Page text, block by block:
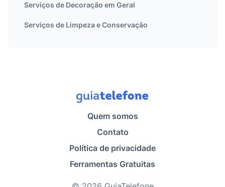
Serviços de Decoração em Geral
Serviços de Limpeza e Conservação
Quem somos
Contato
Política de privacidade
Ferramentas Gratuitas